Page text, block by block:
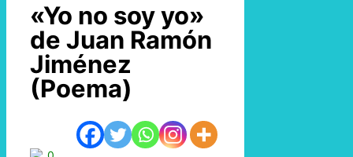
«Yo no soy yo»
de Juan Ramón
Jiménez
(Poema)